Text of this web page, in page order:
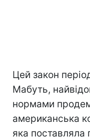
Цей закон
Мабуть,
нормами
американська
яка поставляла